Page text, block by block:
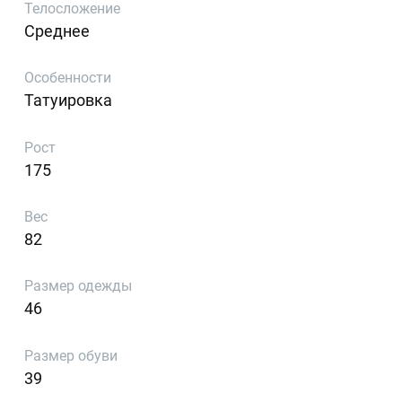
Телосложение
Среднее
Особенности
Татуировка
Рост
175
Вес
82
Размер одежды
46
Размер обуви
39